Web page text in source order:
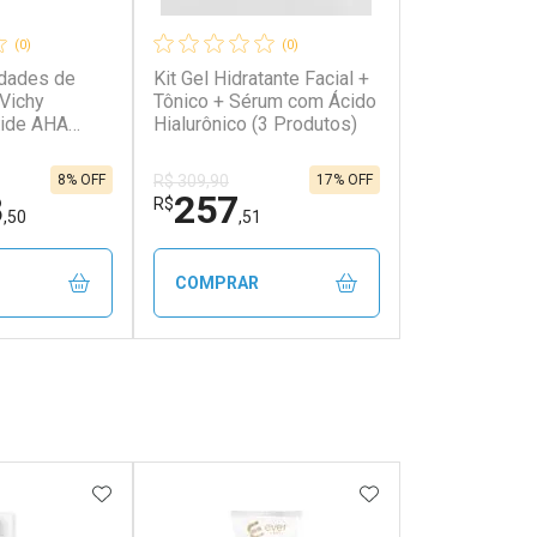
(0)
de
AHA
,50
8% OFF
(0)
Kit Gel Hidratante Facial +
Tônico + Sérum com Ácido
Hialurônico (3 Produtos)
R$ 309,90
R$257,51
17% OFF
COMPRAR
ADICIONAR AOS FAVORITOSADICIONAR AOS